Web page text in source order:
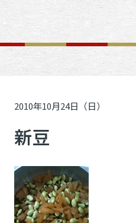
2010年10月24日（日）
新豆